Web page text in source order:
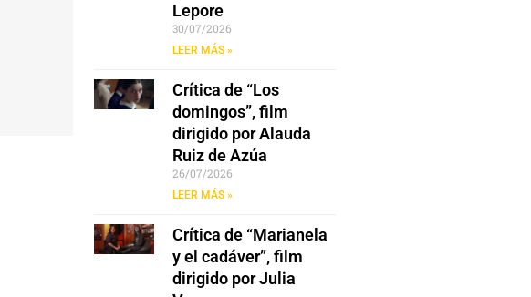
Lepore
30/07/2026
LEER MÁS »
Crítica de “Los
domingos”, film
dirigido por Alauda
Ruiz de Azúa
26/07/2026
LEER MÁS »
Crítica de “Marianela
y el cadáver”, film
dirigido por Julia